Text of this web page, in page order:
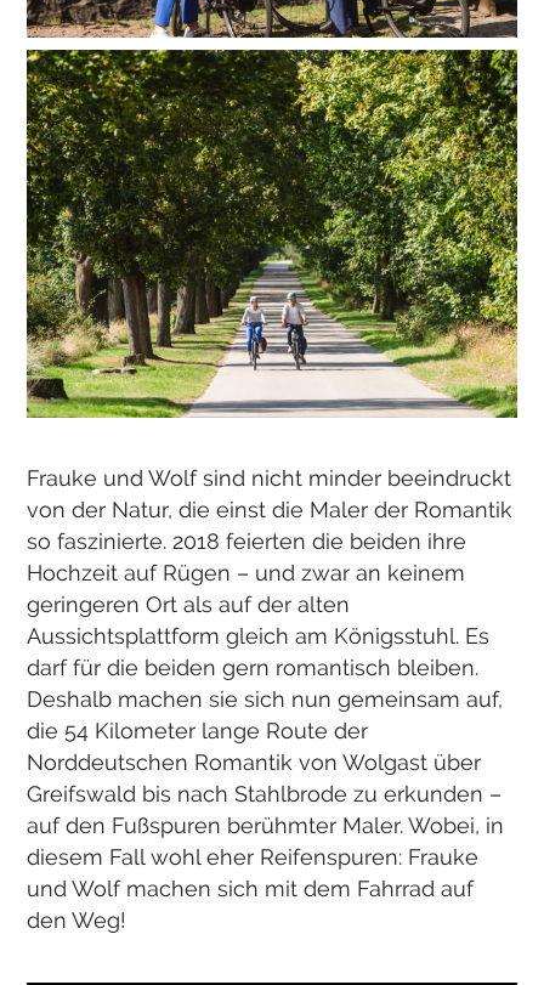
Frauke und Wolf sind nicht minder beeindruckt
von der Natur, die einst die Maler der Romantik
so faszinierte. 2018 feierten die beiden ihre
Hochzeit auf Rügen – und zwar an keinem
geringeren Ort als auf der alten
Aussichtsplattform gleich am Königsstuhl. Es
darf für die beiden gern romantisch bleiben.
Deshalb machen sie sich nun gemeinsam auf,
die 54 Kilometer lange Route der
Norddeutschen Romantik von Wolgast über
Greifswald bis nach Stahlbrode zu erkunden –
auf den Fußspuren berühmter Maler. Wobei, in
diesem Fall wohl eher Reifenspuren: Frauke
und Wolf machen sich mit dem Fahrrad auf
den Weg!